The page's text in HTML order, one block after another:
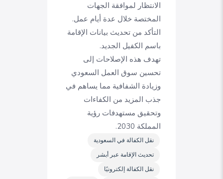
الانتظار لموافقة الجهات
المختصة خلال عدة أيام عمل.
التأكد من تحديث بيانات الإقامة
باسم الكفيل الجديد.
تهدف هذه الإصلاحات إلى
تحسين سوق العمل السعودي
وزيادة الشفافية مما يساهم في
جذب المزيد من الكفاءات
وتحقيق مستهدفات رؤية
المملكة 2030.
نقل الكفالة في السعودية
تحديث الإقامة عبر أبشر
نقل الكفالة إلكترونيًا